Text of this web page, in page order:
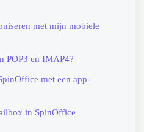
met mijn mobiele
POP3 en IMAP4?
met een app-
in SpinOffice